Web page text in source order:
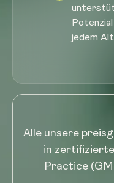
jedem
Alle unsere
in
Practice